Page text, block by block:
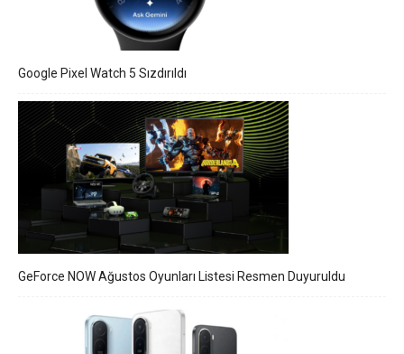
Google Pixel Watch 5 Sızdırıldı
GeForce NOW Ağustos Oyunları Listesi Resmen Duyuruldu